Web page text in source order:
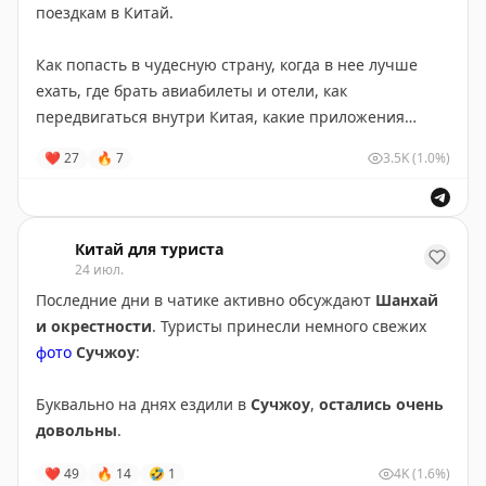
Вот конкретно наш:
Чайный домик Беспечного Маленького Бессмертного
¥88/человек·Чайный дом
梅家坞黄映山12-1号
поездкам в Китай.
Как попасть в чудесную страну, когда в нее лучше
ехать, где брать авиабилеты и отели, как
передвигаться внутри Китая, какие приложения
ответы на все популярные вопросы, а остальное вы
https://wrenjapan.com/china/chinatravelfaq/
❤ 27 🔥 7 3.5K(1.0%)
Китай для туриста
24 июл.
Последние дни в чатике активно обсуждают Шанхай
и окрестности. Туристы принесли немного свежих
фото Сучжоу:
Буквально на днях ездили в Сучжоу, остались очень
довольны.
❤ 49 🔥 14 🤣 1 4K(1.6%)